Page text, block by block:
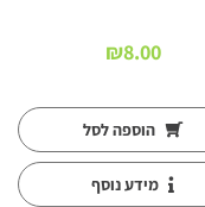
₪8.00
הוספה לסל
מידע נוסף